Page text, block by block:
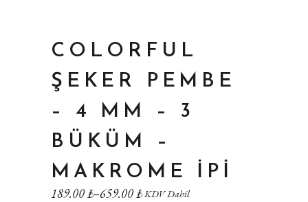
COLORFUL
ŞEKER PEMBE
– 4 MM – 3
BÜKÜM –
MAKROME IPI
189.00₺–659.00₺KDV Dahil